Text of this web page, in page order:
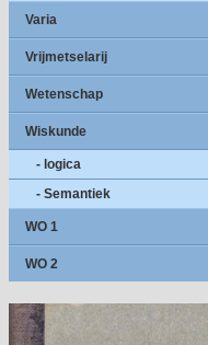
Varia
Vrijmetselarij
Wetenschap
Wiskunde
- logica
- Semantiek
WO 1
WO 2